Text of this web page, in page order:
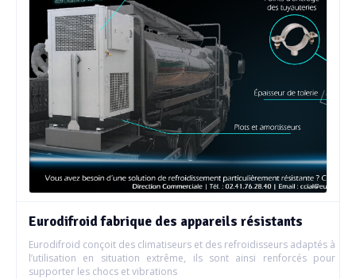
Eurodifroid fabrique des appareils résistants
Eurodifroid conçoit des climatiseurs et des refroidisseurs adaptés à
l’utilisation en situation extrême, ils sont ainsi renforcés pour
supporter les chocs et vibrations